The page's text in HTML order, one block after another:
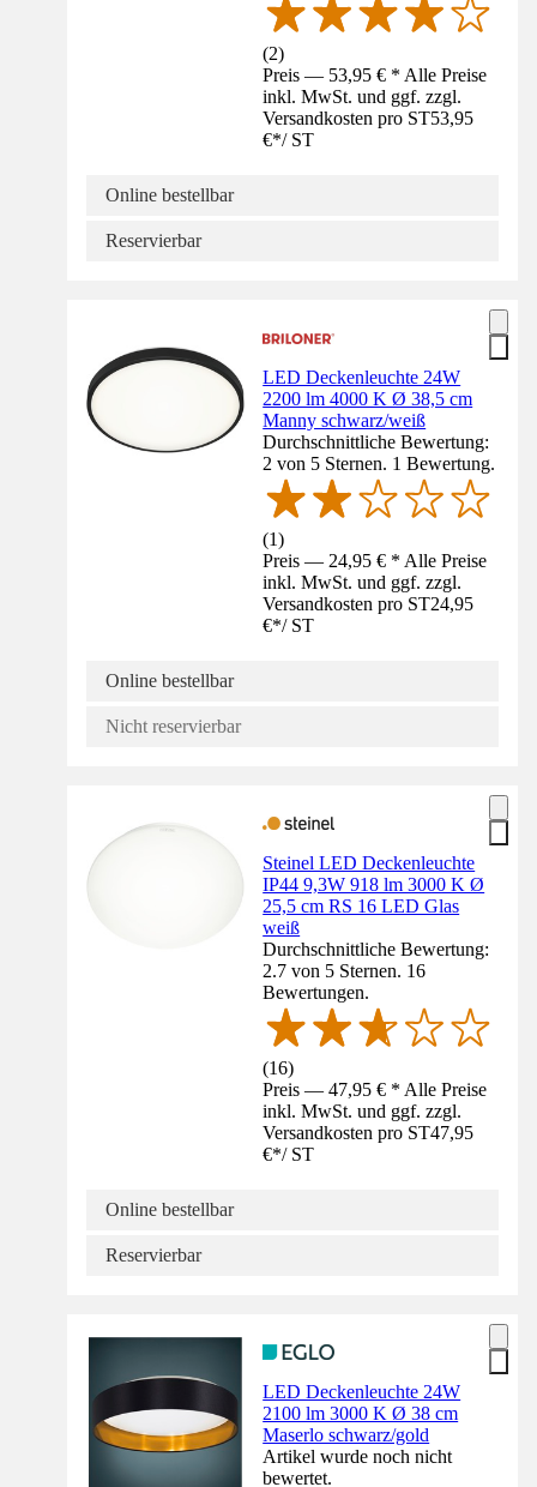
(2)
Preis — 53,95 € * Alle Preise
inkl. MwSt. und ggf. zzgl.
Versandkosten pro ST53,95
€*/ ST
Online bestellbar
Reservierbar
LED Deckenleuchte 24W
2200 lm 4000 K Ø 38,5 cm
Manny schwarz/weiß
Durchschnittliche Bewertung:
2 von 5 Sternen. 1 Bewertung.
(1)
Preis — 24,95 € * Alle Preise
inkl. MwSt. und ggf. zzgl.
Versandkosten pro ST24,95
€*/ ST
Online bestellbar
Nicht reservierbar
Steinel LED Deckenleuchte
IP44 9,3W 918 lm 3000 K Ø
25,5 cm RS 16 LED Glas
weiß
Durchschnittliche Bewertung:
2.7 von 5 Sternen. 16
Bewertungen.
(16)
Preis — 47,95 € * Alle Preise
inkl. MwSt. und ggf. zzgl.
Versandkosten pro ST47,95
€*/ ST
Online bestellbar
Reservierbar
LED Deckenleuchte 24W
2100 lm 3000 K Ø 38 cm
Maserlo schwarz/gold
Artikel wurde noch nicht
bewertet.